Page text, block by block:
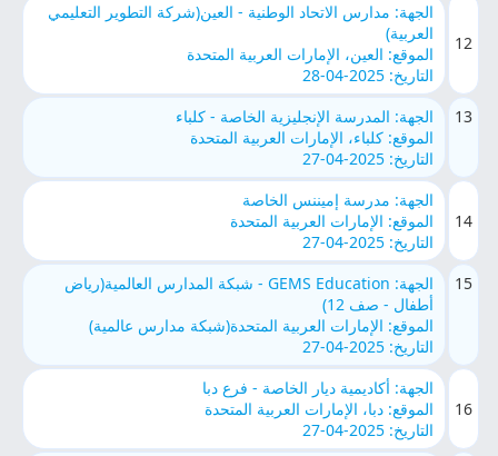
12
الجهة: مدارس الاتحاد الوطنية - العين(شركة التطوير التعليمي
العربية)
الموقع: العين، الإمارات العربية المتحدة
التاريخ: 2025-04-28
13
الجهة: المدرسة الإنجليزية الخاصة - كلباء
الموقع: كلباء، الإمارات العربية المتحدة
التاريخ: 2025-04-27
14
الجهة: مدرسة إميننس الخاصة
الموقع: الإمارات العربية المتحدة
التاريخ: 2025-04-27
15
الجهة: GEMS Education - شبكة المدارس العالمية(رياض
أطفال - صف 12)
الموقع: الإمارات العربية المتحدة(شبكة مدارس عالمية)
التاريخ: 2025-04-27
16
الجهة: أكاديمية ديار الخاصة - فرع دبا
الموقع: دبا، الإمارات العربية المتحدة
التاريخ: 2025-04-27